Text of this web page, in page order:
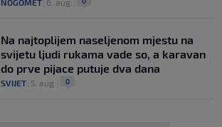
Na najtoplijem naseljenom mjestu na
svijetu ljudi rukama vade so, a karavan
do prve pijace putuje dva dana
SVIJET 5. aug. 0